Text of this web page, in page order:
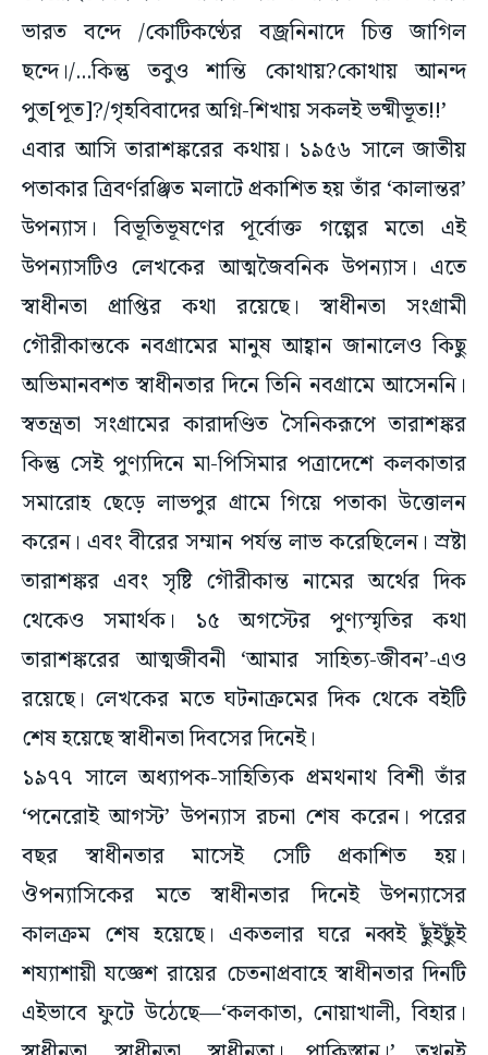
ছন্দে।/...কিন্তু তবুও শান্তি কোথায়?কোথায় আনন্দ
পুত[পূত]?/গৃহবিবাদের অগ্নি-শিখায় সকলই ভষ্মীভূত!!’
এবার আসি তারাশঙ্করের কথায়। ১৯৫৬ সালে জাতীয়
পতাকার ত্রিবর্ণরঞ্জিত মলাটে প্রকাশিত হয় তাঁর ‘কালান্তর’
উপন্যাস। বিভূতিভূষণের পূর্বোক্ত গল্পের মতো এই
উপন্যাসটিও লেখকের আত্মজৈবনিক উপন্যাস। এতে
স্বাধীনতা প্রাপ্তির কথা রয়েছে। স্বাধীনতা সংগ্রামী
গৌরীকান্তকে নবগ্রামের মানুষ আহ্বান জানালেও কিছু
অভিমানবশত স্বাধীনতার দিনে তিনি নবগ্রামে আসেননি।
স্বতন্ত্রতা সংগ্রামের কারাদণ্ডিত সৈনিকরূপে তারাশঙ্কর
কিন্তু সেই পুণ্যদিনে মা-পিসিমার পত্রাদেশে কলকাতার
সমারোহ ছেড়ে লাভপুর গ্রামে গিয়ে পতাকা উত্তোলন
করেন। এবং বীরের সম্মান পর্যন্ত লাভ করেছিলেন। স্রষ্টা
তারাশঙ্কর এবং সৃষ্টি গৌরীকান্ত নামের অর্থের দিক
থেকেও সমার্থক। ১৫ অগস্টের পুণ্যস্মৃতির কথা
তারাশঙ্করের আত্মজীবনী ‘আমার সাহিত্য-জীবন’-এও
রয়েছে। লেখকের মতে ঘটনাক্রমের দিক থেকে বইটি
শেষ হয়েছে স্বাধীনতা দিবসের দিনেই।
১৯৭৭ সালে অধ্যাপক-সাহিত্যিক প্রমথনাথ বিশী তাঁর
‘পনেরোই আগস্ট’ উপন্যাস রচনা শেষ করেন। পরের
বছর স্বাধীনতার মাসেই সেটি প্রকাশিত হয়।
ঔপন্যাসিকের মতে স্বাধীনতার দিনেই উপন্যাসের
কালক্রম শেষ হয়েছে। একতলার ঘরে নব্বই ছুঁইছুঁই
শয্যাশায়ী যজ্ঞেশ রায়ের চেতনাপ্রবাহে স্বাধীনতার দিনটি
এইভাবে ফুটে উঠেছে—‘কলকাতা, নোয়াখালী, বিহার।
স্বাধীনতা, স্বাধীনতা, স্বাধীনতা। পাকিস্তান।’ তখনই